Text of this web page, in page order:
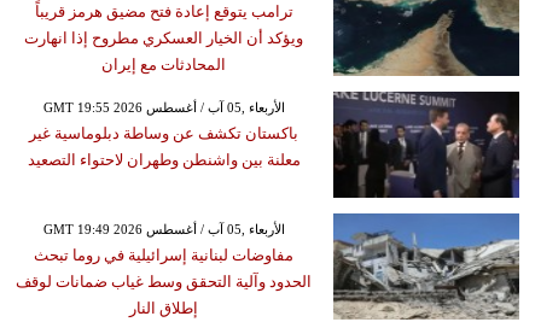
ترامب يتوقع إعادة فتح مضيق هرمز قريباً
ويؤكد أن الخيار العسكري مطروح إذا انهارت
المحادثات مع إيران
GMT 19:55 2026 الأربعاء ,05 آب / أغسطس
باكستان تكشف عن وساطة دبلوماسية غير
معلنة بين واشنطن وطهران لاحتواء التصعيد
GMT 19:49 2026 الأربعاء ,05 آب / أغسطس
مفاوضات لبنانية إسرائيلية في روما تبحث
الحدود وآلية التحقق وسط غياب ضمانات لوقف
إطلاق النار